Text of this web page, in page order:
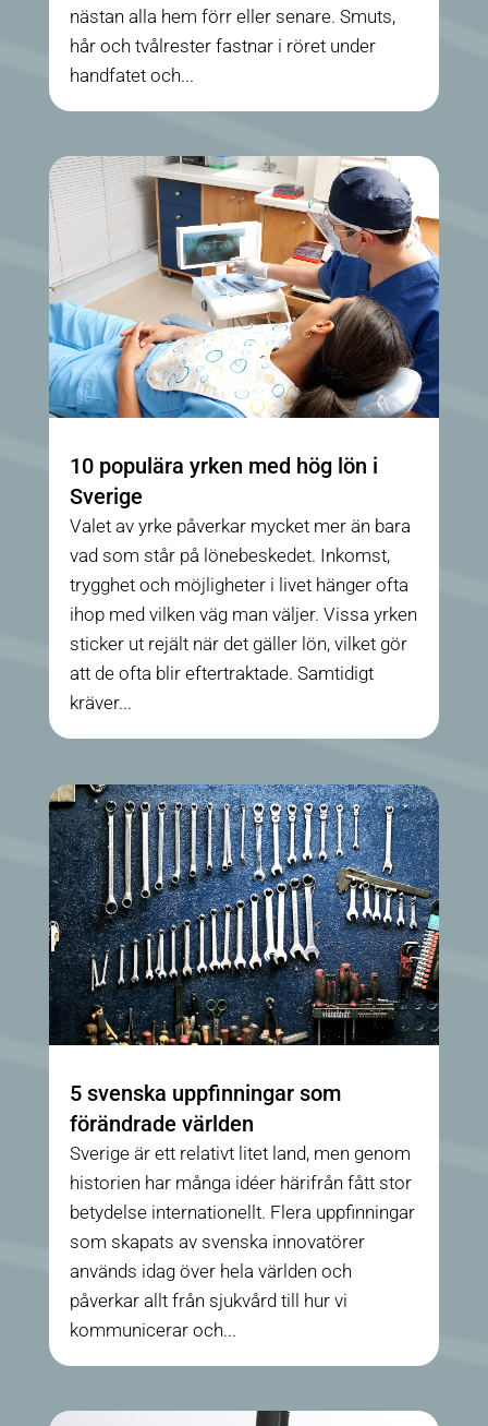
nästan alla hem förr eller senare. Smuts,
hår och tvålrester fastnar i röret under
handfatet och...
10 populära yrken med hög lön i
Sverige
Valet av yrke påverkar mycket mer än bara
vad som står på lönebeskedet. Inkomst,
trygghet och möjligheter i livet hänger ofta
ihop med vilken väg man väljer. Vissa yrken
sticker ut rejält när det gäller lön, vilket gör
att de ofta blir eftertraktade. Samtidigt
kräver...
5 svenska uppfinningar som
förändrade världen
Sverige är ett relativt litet land, men genom
historien har många idéer härifrån fått stor
betydelse internationellt. Flera uppfinningar
som skapats av svenska innovatörer
används idag över hela världen och
påverkar allt från sjukvård till hur vi
kommunicerar och...